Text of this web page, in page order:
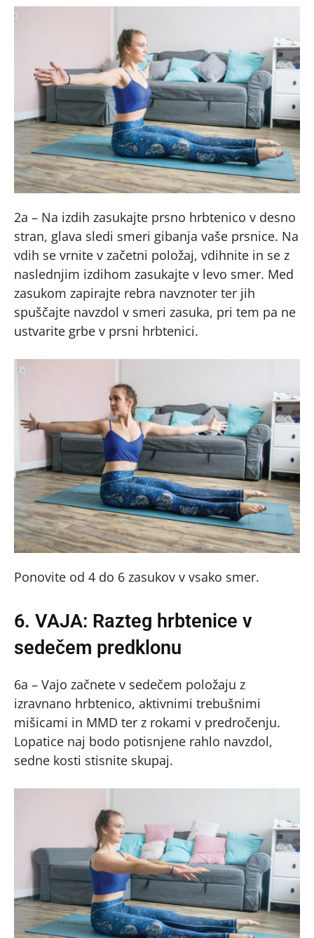
2a – Na izdih zasukajte prsno hrbtenico v desno
stran, glava sledi smeri gibanja vaše prsnice. Na
vdih se vrnite v začetni položaj, vdihnite in se z
naslednjim izdihom zasukajte v levo smer. Med
zasukom zapirajte rebra navznoter ter jih
spuščajte navzdol v smeri zasuka, pri tem pa ne
ustvarite grbe v prsni hrbtenici.
Ponovite od 4 do 6 zasukov v vsako smer.
6. VAJA: Razteg hrbtenice v
sedečem predklonu
6a – Vajo začnete v sedečem položaju z
izravnano hrbtenico, aktivnimi trebušnimi
mišicami in MMD ter z rokami v predročenju.
Lopatice naj bodo potisnjene rahlo navzdol,
sedne kosti stisnite skupaj.